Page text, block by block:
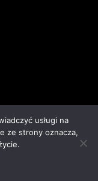
usługi na
ze strony oznacza,